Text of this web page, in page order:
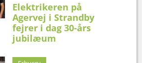
Elektrikeren på
Agervej i Strandby
fejrer i dag 30-års
jubilæum